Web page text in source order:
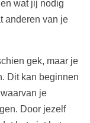
wat jij nodig
anderen van je
gek, maar je
Dit kan beginnen
je
Door jezelf